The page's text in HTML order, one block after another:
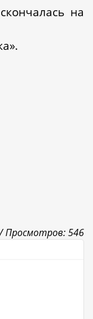
на
Просмотров: 546